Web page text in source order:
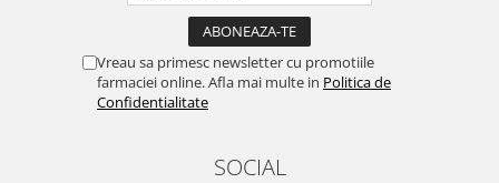
Vreau sa primesc newsletter cu promotiile
farmaciei online. Afla mai multe in Politica de
Confidentialitate
SOCIAL